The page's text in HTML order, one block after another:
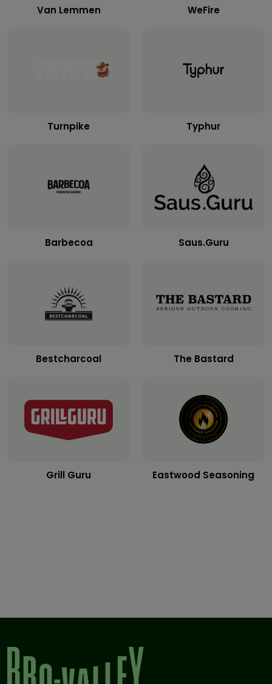
Van Lemmen WeFire
Turnpike Typhur
Barbecoa Saus.Guru
Bestcharcoal The Bastard
Grill Guru Eastwood Seasoning